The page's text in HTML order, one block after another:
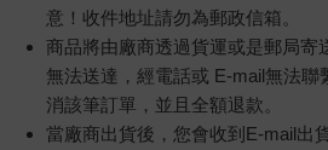
意！收件地址請勿為郵政信箱。
商品將由廠商透過貨運或是郵局寄
無法送達，經電話或 E-mail無法聯
消該筆訂單，並且全額退款。
當廠商出貨後，您會收到E-mail出